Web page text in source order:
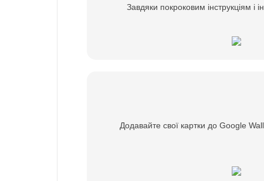
Завдяки покроковим інструкціям і
Додавайте свої картки до Google